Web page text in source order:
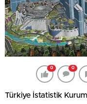
0 0
Türkiye İstatistik